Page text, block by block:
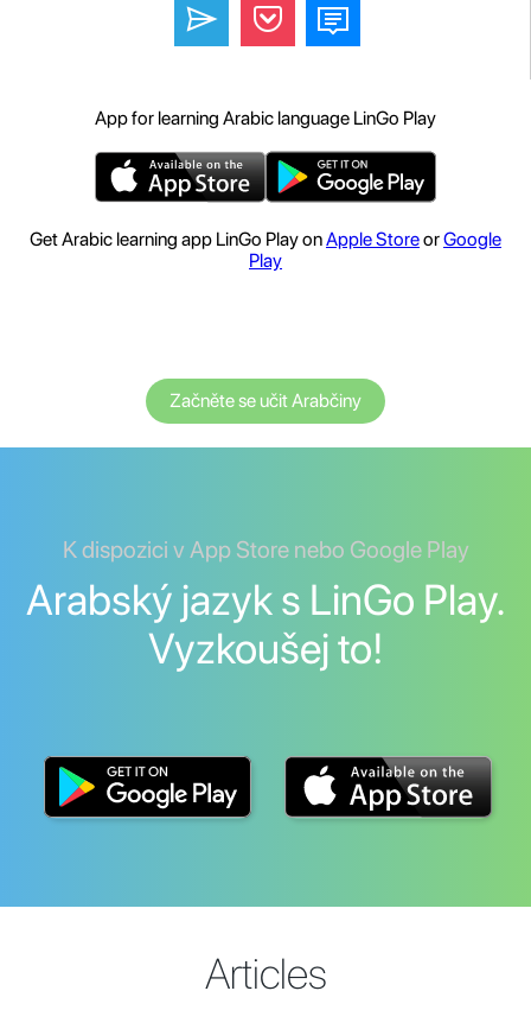
App for learning Arabic language LinGo Play
Get Arabic learning app LinGo Play onApple StoreorGoogle
Play
Začněte se učit Arabčiny
K dispozici v App Store nebo Google Play
Arabský jazyk s LinGo Play.
Vyzkoušej to!
Articles